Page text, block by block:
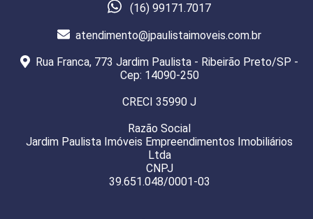
(16) 99171.7017
atendimento@jpaulistaimoveis.com.br
Rua Franca, 773 Jardim Paulista - Ribeirão Preto/SP -
Cep: 14090-250
CRECI 35990 J
Razão Social
Jardim Paulista Imóveis Empreendimentos Imobiliários
Ltda
CNPJ
39.651.048/0001-03